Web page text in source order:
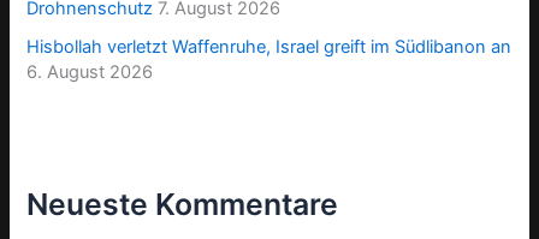
Drohnenschutz 7. August 2026
Hisbollah verletzt Waffenruhe, Israel greift im Südlibanon an
6. August 2026
Neueste Kommentare